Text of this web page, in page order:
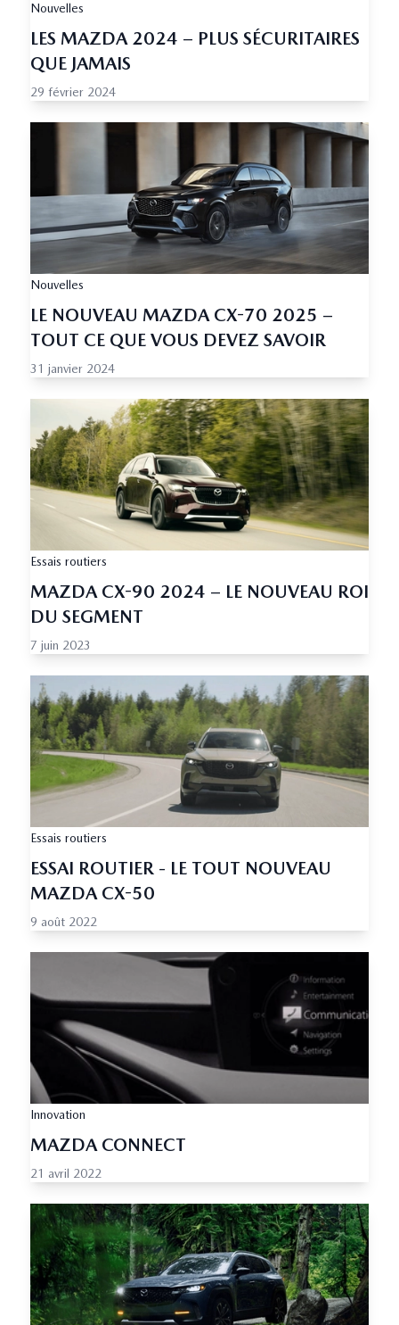
Nouvelles
LES MAZDA 2024 – PLUS SÉCURITAIRES
QUE JAMAIS
29 février 2024
Nouvelles
LE NOUVEAU MAZDA CX-70 2025 –
TOUT CE QUE VOUS DEVEZ SAVOIR
31 janvier 2024
Essais routiers
MAZDA CX-90 2024 – LE NOUVEAU ROI
DU SEGMENT
7 juin 2023
Essais routiers
ESSAI ROUTIER - LE TOUT NOUVEAU
MAZDA CX-50
9 août 2022
Innovation
MAZDA CONNECT
21 avril 2022